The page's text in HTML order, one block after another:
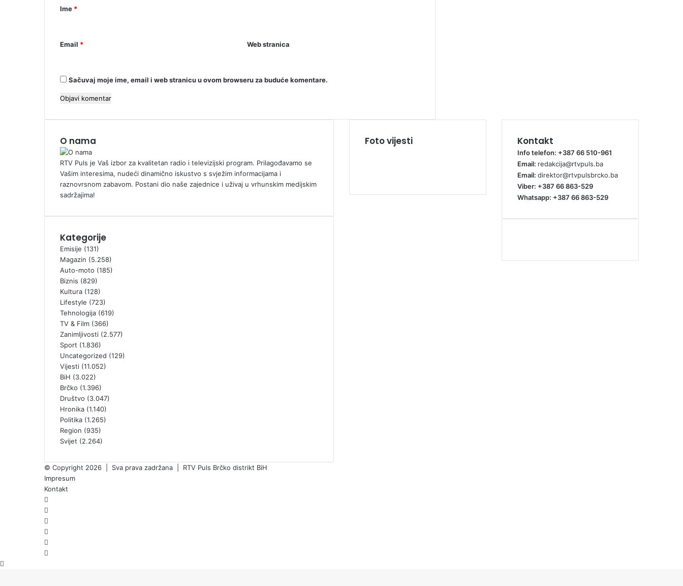
aIme *
Email * Web stranica
Sačuvaj moje ime, email i web stranicu u ovom browseru za buduće komentare.
O nama
RTV Puls je Vaš izbor za kvalitetan radio i televizijski program. Prilagođavamo se
Vašim interesima, nudeći dinamično iskustvo s svježim informacijama i
raznovrsnom zabavom. Postani dio naše zajednice i uživaj u vrhunskim medijskim
sadržajima!
Kategorije
Emisije (131)
Magazin (5.258)
Auto-moto (185)
Biznis (829)
Kultura (128)
Lifestyle (723)
Tehnologija (619)
TV & Film (366)
Zanimljivosti (2.577)
Sport (1.836)
Uncategorized (129)
Vijesti (11.052)
BiH (3.022)
Brčko (1.396)
Društvo (3.047)
Hronika (1.140)
Politika (1.265)
Region (935)
Svijet (2.264)
Foto vijesti Kontakt
Info telefon: +387 66 510-961
Email: redakcija@rtvpuls.ba
Email: direktor@rtvpulsbrcko.ba
Viber: +387 66 863-529
Whatsapp: +387 66 863-529
© Copyright 2026 | Sva prava zadržana | RTV Puls Brčko distrikt BiH
Impresum
Kontakt